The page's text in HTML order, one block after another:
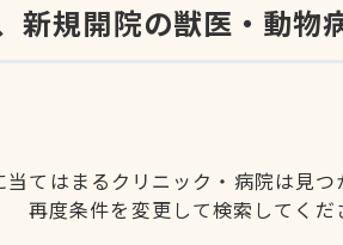
新規開院の獣医・動物
てはまるクリニック・病院は見つ
再度条件を変更して検索してくだ